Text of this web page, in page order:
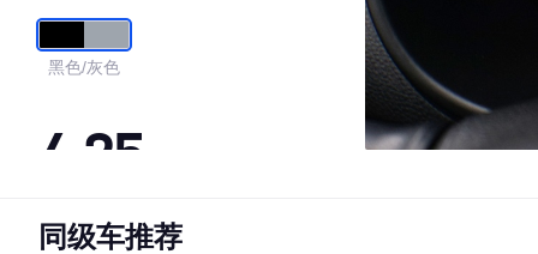
黑色/灰色
4.25
·外观表现一般，低于59%同级车
同级车推荐